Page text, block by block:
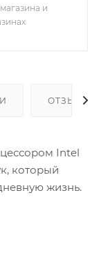
и
ОТЗЫВЫ
Intel
который
жизнь.